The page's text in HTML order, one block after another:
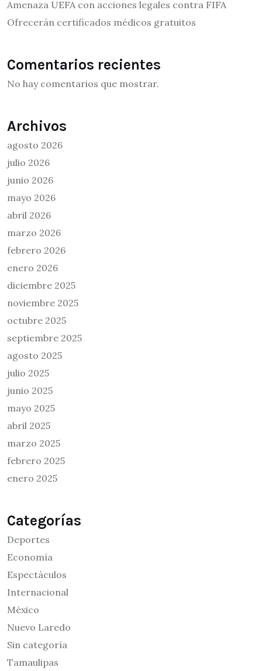
Amenaza UEFA con acciones legales contra FIFA
Ofrecerán certificados médicos gratuitos
Comentarios recientes
No hay comentarios que mostrar.
Archivos
agosto 2026
julio 2026
junio 2026
mayo 2026
abril 2026
marzo 2026
febrero 2026
enero 2026
diciembre 2025
noviembre 2025
octubre 2025
septiembre 2025
agosto 2025
julio 2025
junio 2025
mayo 2025
abril 2025
marzo 2025
febrero 2025
enero 2025
Categorías
Deportes
Economía
Espectáculos
Internacional
México
Nuevo Laredo
Sin categoría
Tamaulipas